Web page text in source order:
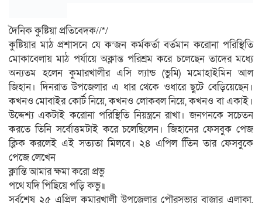
দৈনিক কুষ্টিয়া প্রতিবেদক//*/
কুষ্টিয়ার মাঠ প্রশাসনে যে ক’জন কর্মকর্তা বর্তমান করোনা পরিস্থিতি
মোকাবেলায় মাঠ পর্যায়ে অক্লান্ত পরিশ্রম করে চলেছেন তাদের মধ্যে
অন্যতম হলেন কুমারখালীর এসি ল্যান্ড (ভুমি) মমোহাইমিন আল
জিহান। দিনরাত উপজেলার এ ধার থেকে ওধারে ছুটে বেড়িয়েছেন।
কখনও মোবাইর কোর্ট নিয়ে, কখনও লোকবল নিয়ে, কখনও বা একাই।
উদ্দেশ্য একটাই করোনা পরিস্থিতি নিয়ন্ত্রনে রাখা। জনগনকে সচেতন
করতে তিনি সর্বোত্তমটাই করে চলেছিলেন। জিহানের ফেসবুক পেজ
ক্লিক করলেই এই সত্যতা মিলবে। ২৪ এপিল তিিন তার ফেসবুকে
পেজে লেখেন
ক্লান্তি আমার ক্ষমা করো প্রভু
পথে যদি পিছিয়ে পড়ি কভু॥
সর্বশেষ ২৫ এপ্রিল কুমারখালী উপজেলার পৌরসভার বাজার এলাকা,